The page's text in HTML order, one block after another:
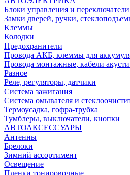
Блоки управления и
Замки дверей, ручки,
Клеммы
Колодки
Предохранители
Провода АКБ, клеммы для
Провода монтажные, кабели
Разное
Реле, регуляторы, датчики
Система зажигания
Система омывателя и
Термоусадка, гофра-трубка
Тумблеры, выключатели, кнопки
АВТОАКСЕССУАРЫ
Антенны
Брелоки
Зимний ассортимент
Освещение
Пленки тонировочные